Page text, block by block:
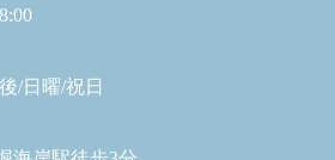
/日曜/祝日